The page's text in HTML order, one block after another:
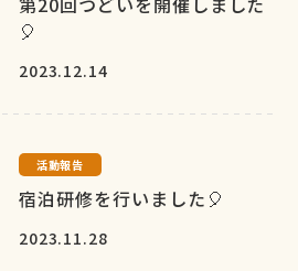
🎈
2023.12.14
活動報告
宿泊研修を行いました🎈
2023.11.28